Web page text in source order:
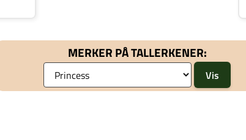
MERKER PÅ TALLERKENER: